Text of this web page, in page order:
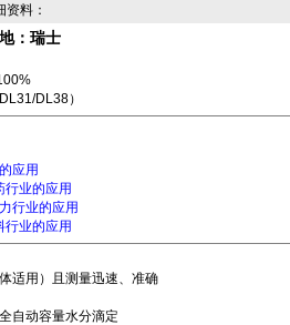
资料：
：瑞士
DL38）
应用
行业的应用
行业的应用
行业的应用
适用）且测量迅速、准确
自动容量水分滴定